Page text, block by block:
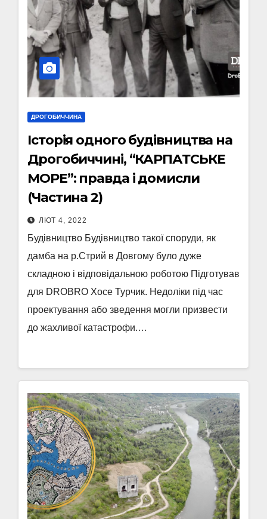
ДРОГОБИЧЧИНА
Історія одного будівництва на
Дрогобиччині, “КАРПАТСЬКЕ
МОРЕ”: правда і домисли
(Частина 2)
ЛЮТ 4, 2022
Будівництво Будівництво такої споруди, як
дамба на р.Стрий в Довгому було дуже
складною і відповідальною роботою Підготував
для DROBRO Хосе Турчик. Недоліки під час
проектування або зведення могли призвести
до жахливої катастрофи.…